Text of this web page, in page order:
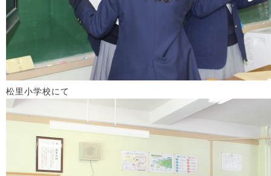
松里小学校にて